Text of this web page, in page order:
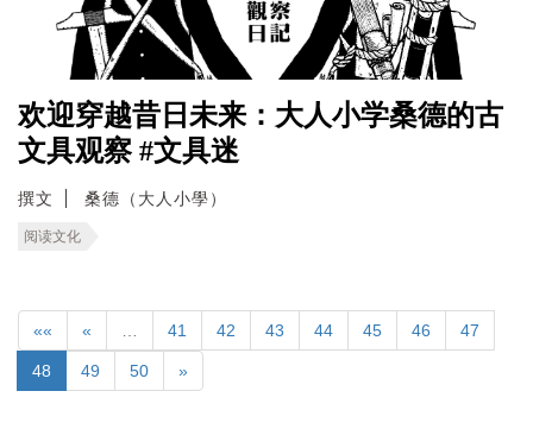
欢迎穿越昔日未来：大人小学桑德的古
文具观察 #文具迷
撰文 桑德（大人小學）
阅读文化
«« « 41 42 43 44 45 46 47
48 49 50 »